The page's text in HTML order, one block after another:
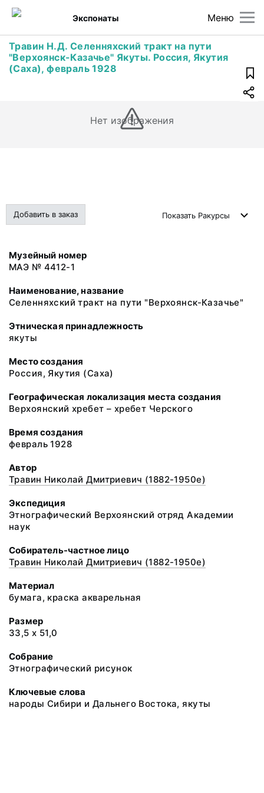
Меню
Экспонаты
Травин Н.Д. Селенняхский тракт на пути
"Верхоянск-Казачье" Якуты. Россия, Якутия
(Саха), февраль 1928
Нет изображения
Добавить в заказ Показать Ракурсы
Музейный номер
МАЭ № 4412-1
Наименование, название
Селенняхский тракт на пути "Верхоянск-Казачье"
Этническая принадлежность
якуты
Место создания
Россия, Якутия (Саха)
Географическая локализация места создания
Верхоянский хребет – хребет Черского
Время создания
февраль 1928
Автор
Травин Николай Дмитриевич (1882-1950е)
Экспедиция
Этнографический Верхоянский отряд Академии
наук
Собиратель-частное лицо
Травин Николай Дмитриевич (1882-1950е)
Материал
бумага, краска акварельная
Размер
33,5 х 51,0
Собрание
Этнографический рисунок
Ключевые слова
народы Сибири и Дальнего Востока, якуты